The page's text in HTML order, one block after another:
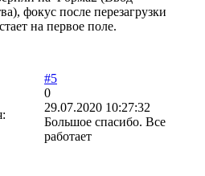
фокус после перезагрузки
на первое поле.
#5
0
29.07.2020 10:27:32
Большое спасибо. Все
работает